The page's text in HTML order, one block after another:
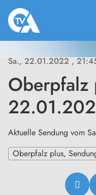
Sa., 22.01.2022,
Oberpfalz
Aktuelle Sendung vom
Oberpfalz plus,